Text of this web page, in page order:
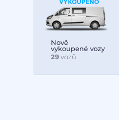
Nově
vykoupené vozy
29vozů